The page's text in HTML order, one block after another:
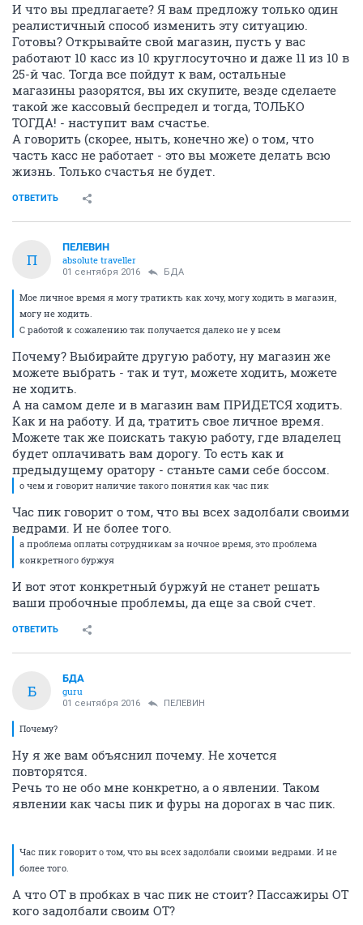
И что вы предлагаете? Я вам предложу только один
реалистичный способ изменить эту ситуацию.
Готовы? Открывайте свой магазин, пусть у вас
работают 10 касс из 10 круглосуточно и даже 11 из 10 в
25-й час. Тогда все пойдут к вам, остальные
магазины разорятся, вы их скупите, везде сделаете
такой же кассовый беспредел и тогда, ТОЛЬКО
ТОГДА! - наступит вам счастье.
А говорить (скорее, ныть, конечно же) о том, что
часть касс не работает - это вы можете делать всю
жизнь. Только счастья не будет.
ОТВЕТИТЬ
П
ПЕЛЕВИН
absolute traveller
01 сентября 2016 БДА
Мое личное время я могу тратикть как хочу, могу ходить в магазин,
могу не ходить.
С работой к сожалению так получается далеко не у всем
Почему? Выбирайте другую работу, ну магазин же
можете выбрать - так и тут, можете ходить, можете
не ходить.
А на самом деле и в магазин вам ПРИДЕТСЯ ходить.
Как и на работу. И да, тратить свое личное время.
Можете так же поискать такую работу, где владелец
будет оплачивать вам дорогу. То есть как и
предыдущему оратору - станьте сами себе боссом.
о чем и говорит наличие такого понятия как час пик
Час пик говорит о том, что вы всех задолбали своими
ведрами. И не более того.
а проблема оплаты сотрудникам за ночное время, это проблема
конкретного буржуя
И вот этот конкретный буржуй не станет решать
ваши пробочные проблемы, да еще за свой счет.
ОТВЕТИТЬ
Б
БДА
guru
01 сентября 2016 ПЕЛЕВИН
Почему?
Ну я же вам объяснил почему. Не хочется
повторятся.
Речь то не обо мне конкретно, а о явлении. Таком
явлении как часы пик и фуры на дорогах в час пик.
Час пик говорит о том, что вы всех задолбали своими ведрами. И не
более того.
А что ОТ в пробках в час пик не стоит? Пассажиры ОТ
кого задолбали своим ОТ?